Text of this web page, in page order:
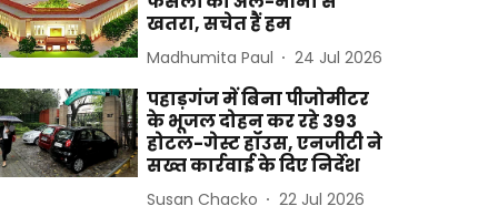
खतरा, सचेत हैं हम
Madhumita Paul 24 Jul 2026
पहाड़गंज में बिना पीजोमीटर
के भूजल दोहन कर रहे 393
होटल-गेस्ट हॉउस, एनजीटी ने
सख्त कार्रवाई के दिए निर्देश
Susan Chacko 22 Jul 2026